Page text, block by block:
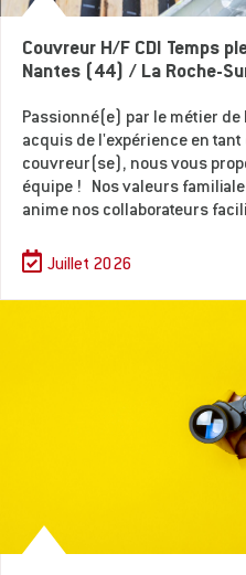
Couvreur H/F CDI Temps
Nantes (44) / La Roche-
Passionné(e) par le métier
acquis de l'expérience en
couvreur(se), nous vous
équipe ! Nos valeurs
anime nos collaborateurs
Juillet 2026